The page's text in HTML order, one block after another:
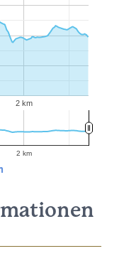
2 km
2 km